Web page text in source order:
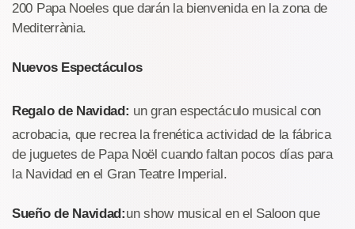
200 Papa Noeles que darán la bienvenida en la zona de
Mediterrània.
Nuevos Espectáculos
Regalo de Navidad: un gran espectáculo musical con
acrobacia, que recrea la frenética actividad de la fábrica
de juguetes de Papa Noël cuando faltan pocos días para
la Navidad en el Gran Teatre Imperial.
Sueño de Navidad:un show musical en el Saloon que